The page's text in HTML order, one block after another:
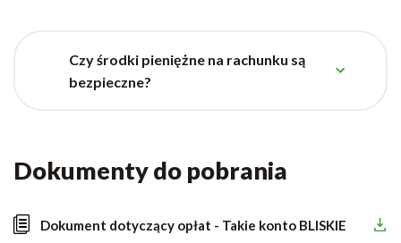
Czy środki pieniężne na rachunku są
bezpieczne?
Dokumenty do pobrania
Dokument dotyczący opłat - Takie konto BLISKIE